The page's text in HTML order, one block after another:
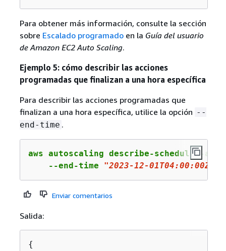
Para obtener más información, consulte la sección
sobre Escalado programadoen la Guía del usuario
de Amazon EC2 Auto Scaling.
Ejemplo 5: cómo describir las acciones
programadas que finalizan a una hora específica
Para describir las acciones programadas que
finalizan a una hora específica, utilice la opción --
end-time .
aws autoscaling describe-scheduled-
    --end-time
"2023-12-01T04:00:00Z"
Enviar comentarios
Salida:
{